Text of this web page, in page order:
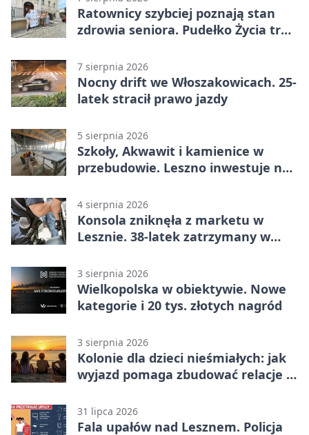
Ratownicy szybciej poznają stan
zdrowia seniora. Pudełko Życia trafi
7 sierpnia 2026
Nocny drift we Włoszakowicach. 25-
latek stracił prawo jazdy
5 sierpnia 2026
Szkoły, Akwawit i kamienice w
przebudowie. Leszno inwestuje na
4 sierpnia 2026
Konsola zniknęła z marketu w
Lesznie. 38-latek zatrzymany w
3 sierpnia 2026
Wielkopolska w obiektywie. Nowe
kategorie i 20 tys. złotych nagród
3 sierpnia 2026
Kolonie dla dzieci nieśmiałych: jak
wyjazd pomaga zbudować relacje z
31 lipca 2026
Fala upałów nad Lesznem. Policja